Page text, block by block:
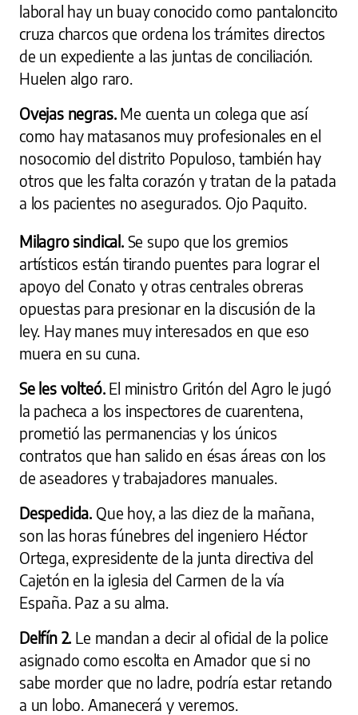
laboral hay un buay conocido como pantaloncito
cruza charcos que ordena los trámites directos
de un expediente a las juntas de conciliación.
Huelen algo raro.
Ovejas negras. Me cuenta un colega que así
como hay matasanos muy profesionales en el
nosocomio del distrito Populoso, también hay
otros que les falta corazón y tratan de la patada
a los pacientes no asegurados. Ojo Paquito.
Milagro sindical. Se supo que los gremios
artísticos están tirando puentes para lograr el
apoyo del Conato y otras centrales obreras
opuestas para presionar en la discusión de la
ley. Hay manes muy interesados en que eso
muera en su cuna.
Se les volteó. El ministro Gritón del Agro le jugó
la pacheca a los inspectores de cuarentena,
prometió las permanencias y los únicos
contratos que han salido en ésas áreas con los
de aseadores y trabajadores manuales.
Despedida. Que hoy, a las diez de la mañana,
son las horas fúnebres del ingeniero Héctor
Ortega, expresidente de la junta directiva del
Cajetón en la iglesia del Carmen de la vía
España. Paz a su alma.
Delfín 2. Le mandan a decir al oficial de la police
asignado como escolta en Amador que si no
sabe morder que no ladre, podría estar retando
a un lobo. Amanecerá y veremos.